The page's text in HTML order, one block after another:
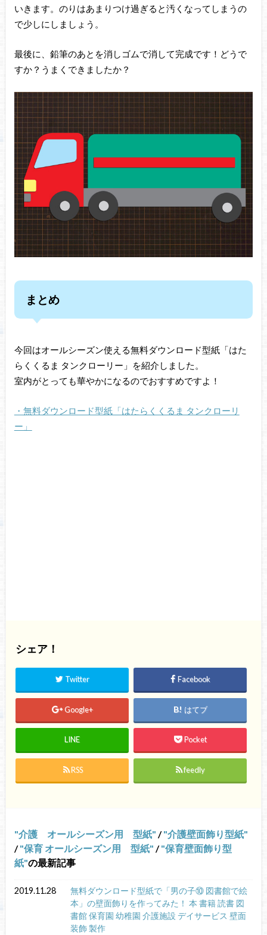
いきます。のりはあまりつけ過ぎると汚くなってしまうの
で少しにしましょう。
最後に、鉛筆のあとを消しゴムで消して完成です！どうで
すか？うまくできましたか？
まとめ
今回はオールシーズン使える無料ダウンロード型紙「はた
らくくるま タンクローリー」を紹介しました。
室内がとっても華やかになるのでおすすめですよ！
・無料ダウンロード型紙「はたらくくるま タンクローリ
ー」
シェア！
Twitter Facebook
Google+ はてブ
LINE Pocket
RSS feedly
介護 オールシーズン用 型紙 / 介護壁面飾り型紙
/ 保育 オールシーズン用 型紙 / 保育壁面飾り型
紙 の最新記事
2019.11.28
無料ダウンロード型紙で「男の子⑩ 図書館で絵
本」の壁面飾りを作ってみた！ 本 書籍 読書 図
書館 保育園 幼稚園 介護施設 デイサービス 壁面
装飾 製作